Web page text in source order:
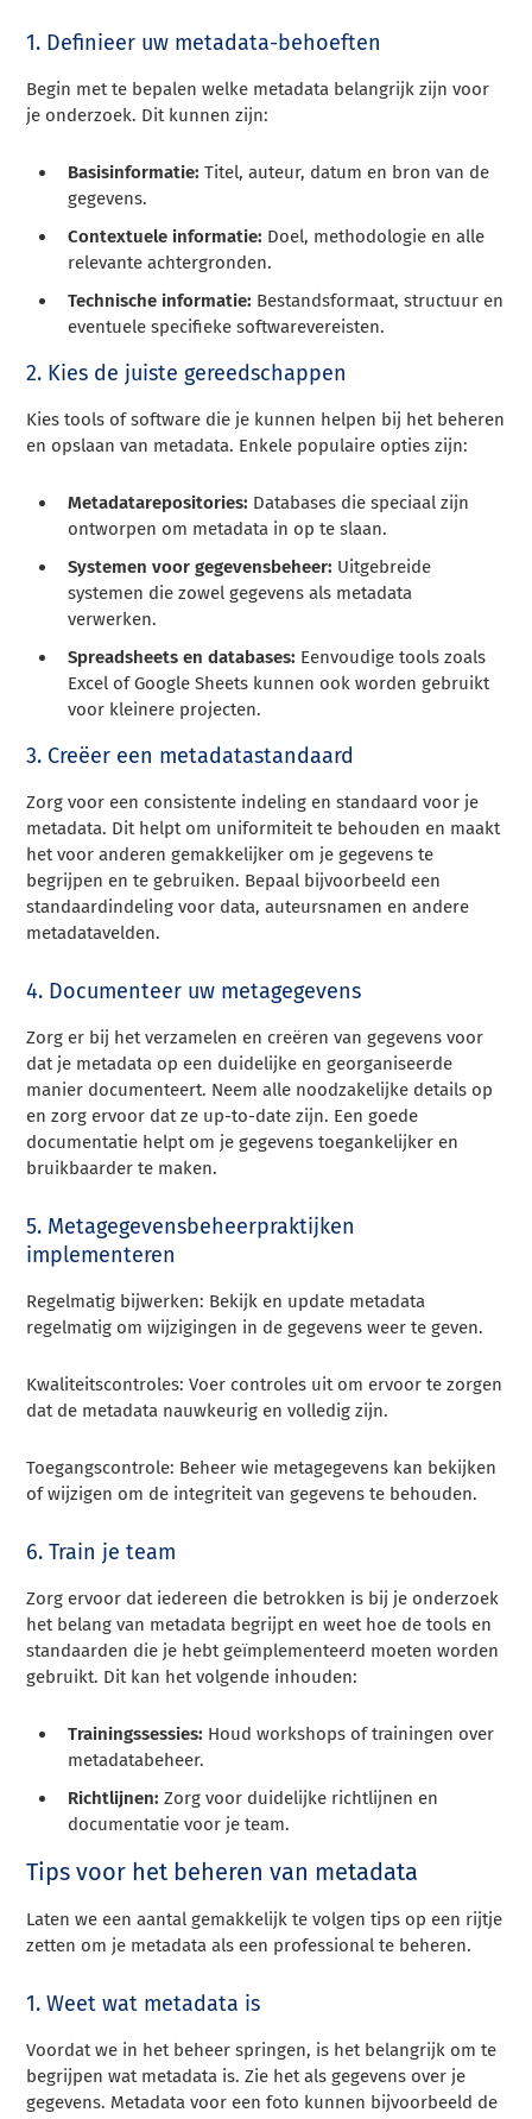
1. Definieer uw metadata-behoeften
Begin met te bepalen welke metadata belangrijk zijn voor
je onderzoek. Dit kunnen zijn:
Basisinformatie: Titel, auteur, datum en bron van de
gegevens.
Contextuele informatie: Doel, methodologie en alle
relevante achtergronden.
Technische informatie: Bestandsformaat, structuur en
eventuele specifieke softwarevereisten.
2. Kies de juiste gereedschappen
Kies tools of software die je kunnen helpen bij het beheren
en opslaan van metadata. Enkele populaire opties zijn:
Metadatarepositories: Databases die speciaal zijn
ontworpen om metadata in op te slaan.
Systemen voor gegevensbeheer: Uitgebreide
systemen die zowel gegevens als metadata
verwerken.
Spreadsheets en databases: Eenvoudige tools zoals
Excel of Google Sheets kunnen ook worden gebruikt
voor kleinere projecten.
3. Creëer een metadatastandaard
Zorg voor een consistente indeling en standaard voor je
metadata. Dit helpt om uniformiteit te behouden en maakt
het voor anderen gemakkelijker om je gegevens te
begrijpen en te gebruiken. Bepaal bijvoorbeeld een
standaardindeling voor data, auteursnamen en andere
metadatavelden.
4. Documenteer uw metagegevens
Zorg er bij het verzamelen en creëren van gegevens voor
dat je metadata op een duidelijke en georganiseerde
manier documenteert. Neem alle noodzakelijke details op
en zorg ervoor dat ze up-to-date zijn. Een goede
documentatie helpt om je gegevens toegankelijker en
bruikbaarder te maken.
5. Metagegevensbeheerpraktijken
implementeren
Regelmatig bijwerken: Bekijk en update metadata
regelmatig om wijzigingen in de gegevens weer te geven.
Kwaliteitscontroles: Voer controles uit om ervoor te zorgen
dat de metadata nauwkeurig en volledig zijn.
Toegangscontrole: Beheer wie metagegevens kan bekijken
of wijzigen om de integriteit van gegevens te behouden.
6. Train je team
Zorg ervoor dat iedereen die betrokken is bij je onderzoek
het belang van metadata begrijpt en weet hoe de tools en
standaarden die je hebt geïmplementeerd moeten worden
gebruikt. Dit kan het volgende inhouden:
Trainingssessies: Houd workshops of trainingen over
metadatabeheer.
Richtlijnen:Zorg voor duidelijke richtlijnen en
documentatie voor je team.
Tips voor het beheren van metadata
Laten we een aantal gemakkelijk te volgen tips op een rijtje
zetten om je metadata als een professional te beheren.
1. Weet wat metadata is
Voordat we in het beheer springen, is het belangrijk om te
begrijpen wat metadata is. Zie het als gegevens over je
gegevens. Metadata voor een foto kunnen bijvoorbeeld de